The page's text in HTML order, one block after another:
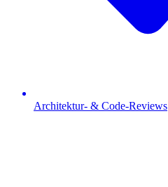
Architektur- & Code-Reviews